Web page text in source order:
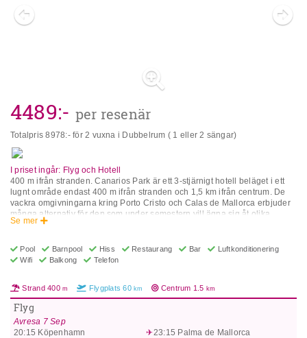
4489:- per resenär
Totalpris8978:- för 2 vuxna i Dubbelrum ( 1 eller 2 sängar)
I priset ingår: Flyg och Hotell
400 m ifrån stranden. Canarios Park är ett 3-stjärnigt hotell beläget i ett
lugnt område endast 400 m ifrån stranden och 1,5 km ifrån centrum. De
vackra omgivningarna kring Porto Cristo och Calas de Mallorca erbjuder
många alternativ för den som under semestern vill ägna sig åt olika
vattensporter, utflykter, tennis, golf eller helt enkelt njuta av den fina
tennisbana, squash, bordtennis och biljard. Hotellrummen är utrustade
med komplett badrum/dusch, värdeskåp (Mot extra avgift), telefon och
Måltidsdrycker läsk, öl, vin och vatten samt spritdrycker av lokala märken.
Serveras vanligen från morgon/förmiddag till sen kväll (ca. 22.00-24.00).
Öppettiderna kan variera mellan olika hotell. På vissa hotell ingår även
aktivitetsprogram.
Se mer
Pool Barnpool Hiss Restaurang Bar
Luftkonditionering
Wifi
Balkong Telefon
Strand400m Flygplats60 km Centrum 1.5 km
Flyg
Avresa 7 Sep
20:15 Köpenhamn 23:15 Palma de Mallorca